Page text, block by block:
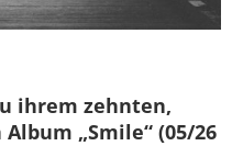
ihrem zehnten,
„Smile“ (05/26